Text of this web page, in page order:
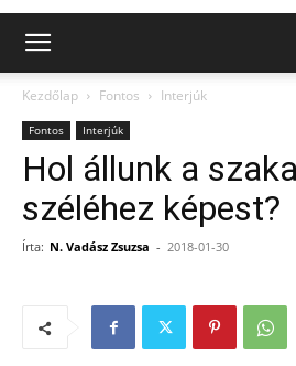
Kezdőlap Fontos Interjúk
Fontos Interjúk
Hol állunk a
széléhez képest?
Írta: N. Vadász Zsuzsa - 2018-01-30